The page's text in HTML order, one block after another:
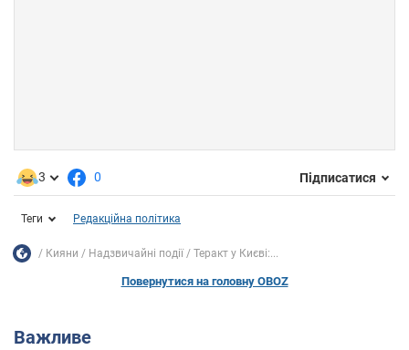
3 0 Підписатися
Теги Редакційна політика
Кияни Надзвичайні події Теракт у Києві:...
Повернутися на головну OBOZ
Важливе